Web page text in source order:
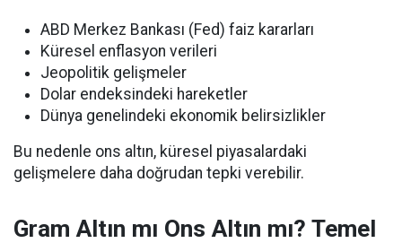
ABD Merkez Bankası (Fed) faiz kararları
Küresel enflasyon verileri
Jeopolitik gelişmeler
Dolar endeksindeki hareketler
Dünya genelindeki ekonomik belirsizlikler
Bu nedenle ons altın, küresel piyasalardaki
gelişmelere daha doğrudan tepki verebilir.
Gram Altın mı Ons Altın mı? Temel